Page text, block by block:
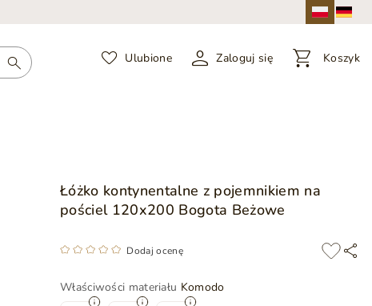
Ulubione Zaloguj się Koszyk
Łóżko kontynentalne z pojemnikiem na
pościel 120x200 Bogota Beżowe
Dodaj ocenę
Właściwości materiału Komodo